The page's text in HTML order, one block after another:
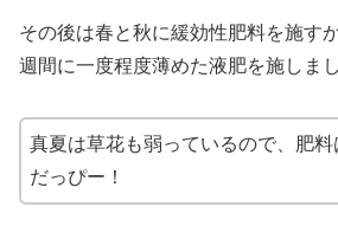
その後は春と秋に緩効性肥料を施す
週間に一度程度薄めた液肥を施しまし
真夏は草花も弱っているので、肥料
だっぴー！